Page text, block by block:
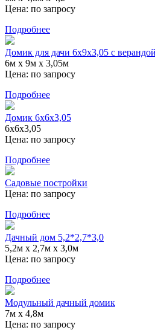
Цена: по запросу
Подробнее
Домик для дачи 6x9x3,05 с
6м x 9м x 3,05м
Цена: по запросу
Подробнее
Домик 6x6x3,05
6x6x3,05
Цена: по запросу
Подробнее
Садовые постройки
Цена: по запросу
Подробнее
Дачный дом 5,2*2,7*3,0
5,2м х 2,7м х 3,0м
Цена: по запросу
Подробнее
Модульный дачный домик
7м x 4,8м
Цена: по запросу